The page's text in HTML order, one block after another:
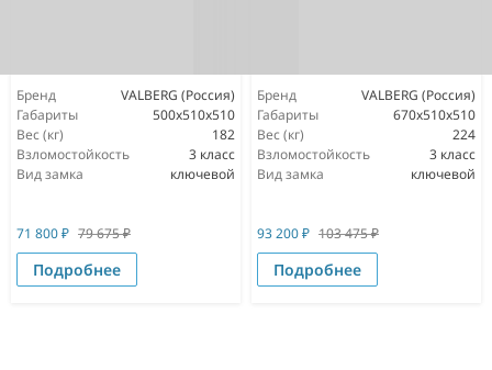
Бренд
VALBERG (Россия)
Габариты
500x510x510
Вес (кг)
182
Взломостойкость
3 класс
Вид замка
ключевой
71 800₽ 79 675₽
Подробнее
Бренд
VALBERG (Россия)
Габариты
670x510x510
Вес (кг)
224
Взломостойкость
3 класс
Вид замка
ключевой
93 200₽ 103 475₽
Подробнее